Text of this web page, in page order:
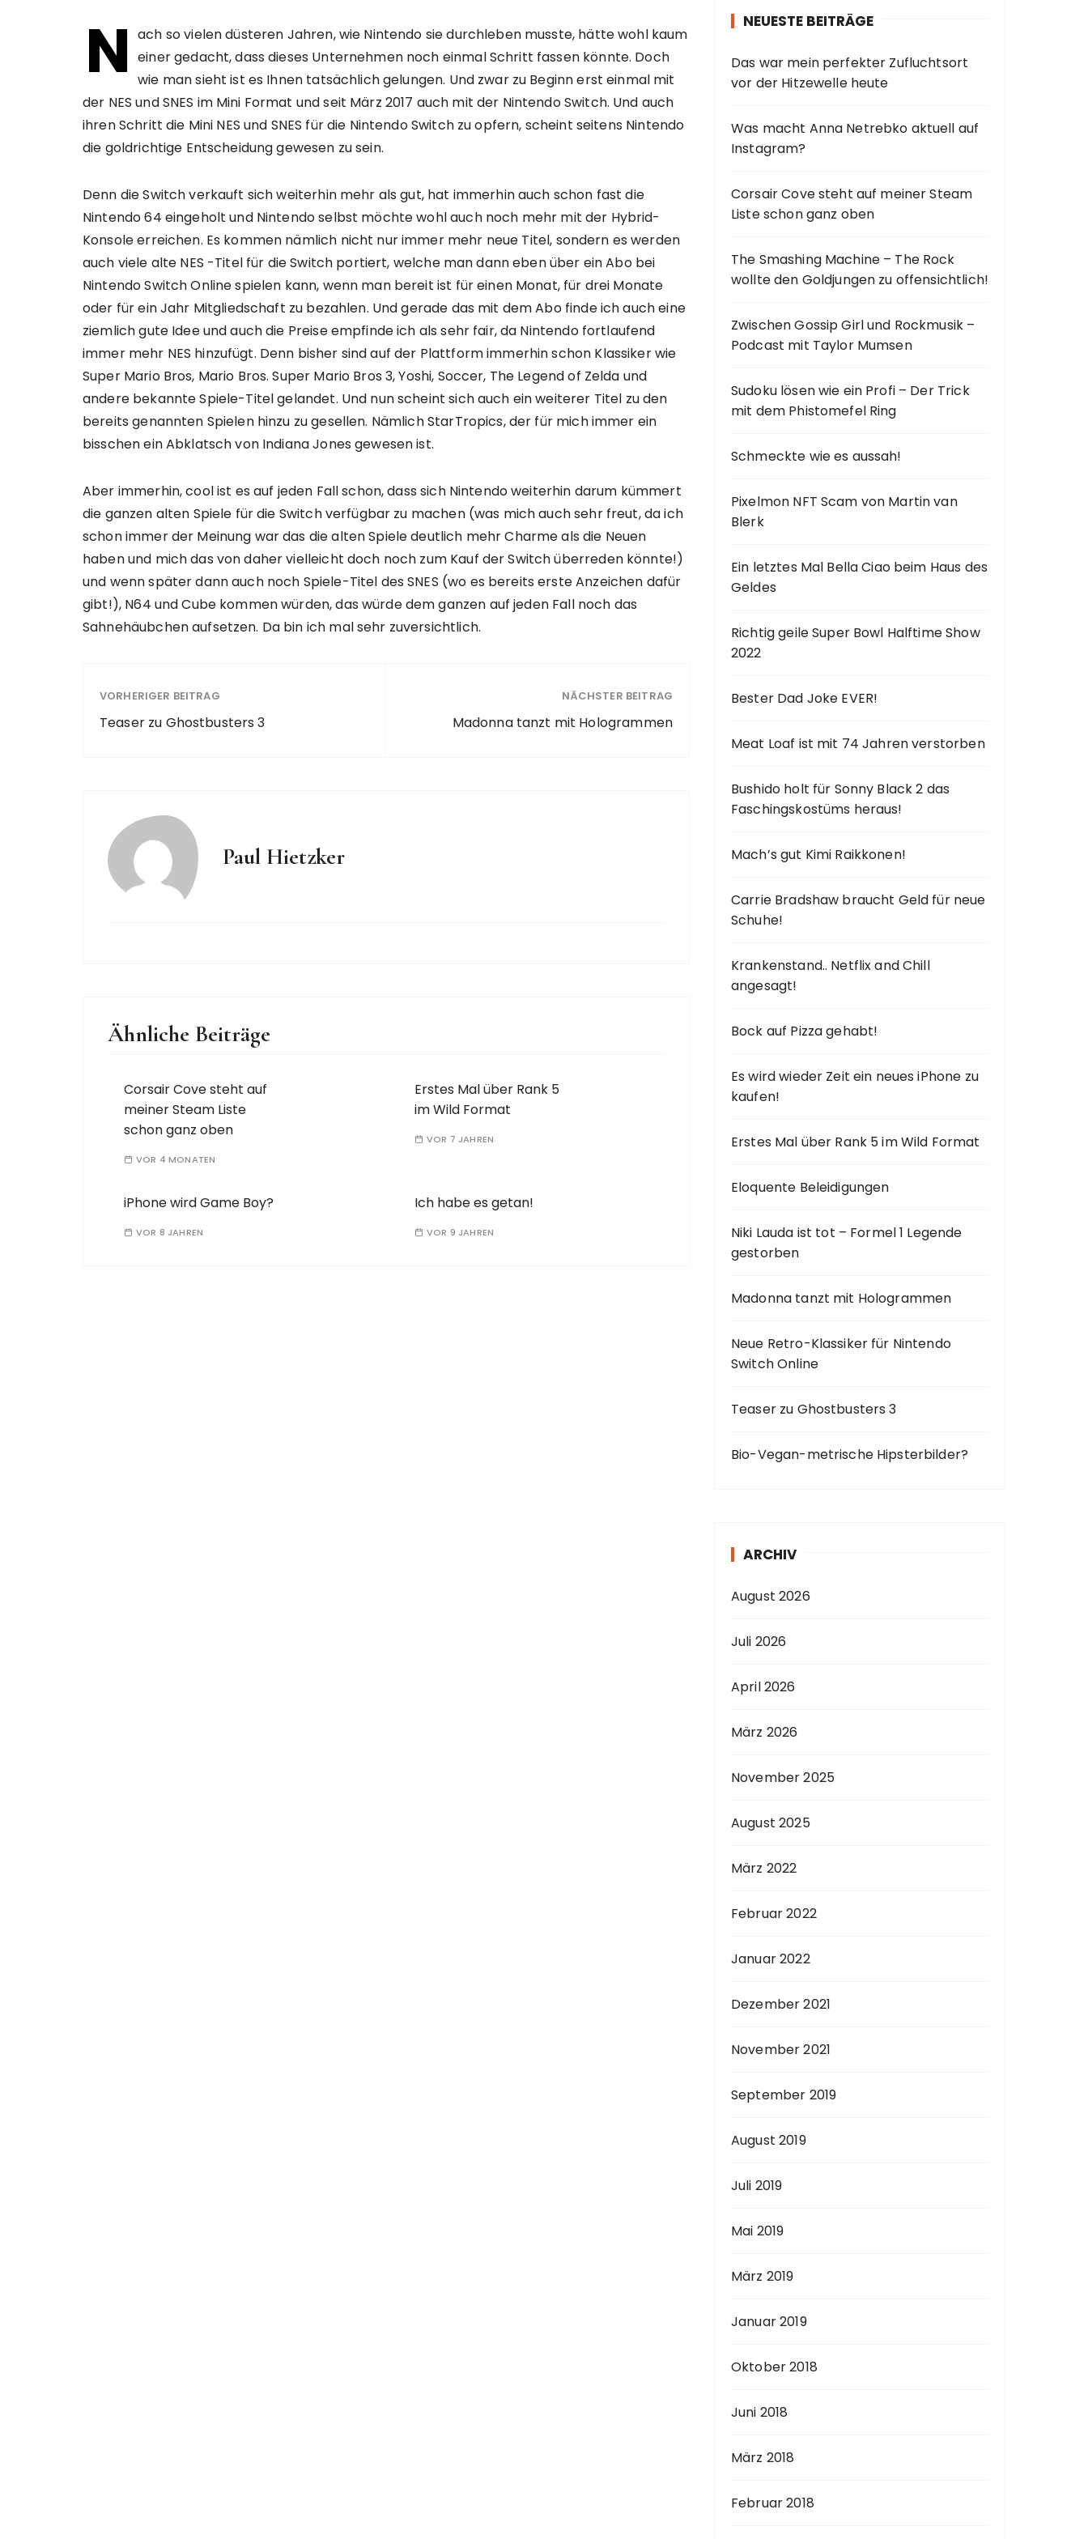
N ach so vielen düsteren Jahren, wie Nintendo sie durchleben musste, hätte wohl kaum
einer gedacht, dass dieses Unternehmen noch einmal Schritt fassen könnte. Doch
wie man sieht ist es Ihnen tatsächlich gelungen. Und zwar zu Beginn erst einmal mit
der NES und SNES im Mini Format und seit März 2017 auch mit der Nintendo Switch. Und auch
ihren Schritt die Mini NES und SNES für die Nintendo Switch zu opfern, scheint seitens Nintendo
die goldrichtige Entscheidung gewesen zu sein.
Denn die Switch verkauft sich weiterhin mehr als gut, hat immerhin auch schon fast die
Nintendo 64 eingeholt und Nintendo selbst möchte wohl auch noch mehr mit der Hybrid-
Konsole erreichen. Es kommen nämlich nicht nur immer mehr neue Titel, sondern es werden
auch viele alte NES -Titel für die Switch portiert, welche man dann eben über ein Abo bei
Nintendo Switch Online spielen kann, wenn man bereit ist für einen Monat, für drei Monate
oder für ein Jahr Mitgliedschaft zu bezahlen. Und gerade das mit dem Abo finde ich auch eine
ziemlich gute Idee und auch die Preise empfinde ich als sehr fair, da Nintendo fortlaufend
immer mehr NES hinzufügt. Denn bisher sind auf der Plattform immerhin schon Klassiker wie
Super Mario Bros, Mario Bros. Super Mario Bros 3, Yoshi, Soccer, The Legend of Zelda und
andere bekannte Spiele-Titel gelandet. Und nun scheint sich auch ein weiterer Titel zu den
bereits genannten Spielen hinzu zu gesellen. Nämlich StarTropics, der für mich immer ein
bisschen ein Abklatsch von Indiana Jones gewesen ist.
Aber immerhin, cool ist es auf jeden Fall schon, dass sich Nintendo weiterhin darum kümmert
die ganzen alten Spiele für die Switch verfügbar zu machen (was mich auch sehr freut, da ich
schon immer der Meinung war das die alten Spiele deutlich mehr Charme als die Neuen
haben und mich das von daher vielleicht doch noch zum Kauf der Switch überreden könnte!)
und wenn später dann auch noch Spiele-Titel des SNES (wo es bereits erste Anzeichen dafür
gibt!), N64 und Cube kommen würden, das würde dem ganzen auf jeden Fall noch das
Sahnehäubchen aufsetzen. Da bin ich mal sehr zuversichtlich.
VORHERIGER BEITRAG
Teaser zu Ghostbusters 3
NÄCHSTER BEITRAG
Madonna tanzt mit Hologrammen
Paul Hietzker
Ähnliche Beiträge
Corsair Cove steht auf
meiner Steam Liste
schon ganz oben
VOR 4 MONATEN
Erstes Mal über Rank 5
im Wild Format
VOR 7 JAHREN
iPhone wird Game Boy?
VOR 8 JAHREN
Ich habe es getan!
VOR 9 JAHREN
c
h
NEUESTE BEITRÄGE
Das war mein perfekter Zufluchtsort
vor der Hitzewelle heute
Was macht Anna Netrebko aktuell auf
Instagram?
Corsair Cove steht auf meiner Steam
Liste schon ganz oben
The Smashing Machine – The Rock
wollte den Goldjungen zu offensichtlich!
Zwischen Gossip Girl und Rockmusik –
Podcast mit Taylor Mumsen
Sudoku lösen wie ein Profi – Der Trick
mit dem Phistomefel Ring
Schmeckte wie es aussah!
Pixelmon NFT Scam von Martin van
Blerk
Ein letztes Mal Bella Ciao beim Haus des
Geldes
Richtig geile Super Bowl Halftime Show
2022
Bester Dad Joke EVER!
Meat Loaf ist mit 74 Jahren verstorben
Bushido holt für Sonny Black 2 das
Faschingskostüms heraus!
Mach’s gut Kimi Raikkonen!
Carrie Bradshaw braucht Geld für neue
Schuhe!
Krankenstand.. Netflix and Chill
angesagt!
Bock auf Pizza gehabt!
Es wird wieder Zeit ein neues iPhone zu
kaufen!
Erstes Mal über Rank 5 im Wild Format
Eloquente Beleidigungen
Niki Lauda ist tot – Formel 1 Legende
gestorben
Madonna tanzt mit Hologrammen
Neue Retro-Klassiker für Nintendo
Switch Online
Teaser zu Ghostbusters 3
Bio-Vegan-metrische Hipsterbilder?
ARCHIV
August 2026
Juli 2026
April 2026
März 2026
November 2025
August 2025
März 2022
Februar 2022
Januar 2022
Dezember 2021
November 2021
September 2019
August 2019
Juli 2019
Mai 2019
März 2019
Januar 2019
Oktober 2018
Juni 2018
März 2018
Februar 2018